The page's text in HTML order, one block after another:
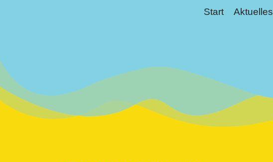
Start Aktuelles